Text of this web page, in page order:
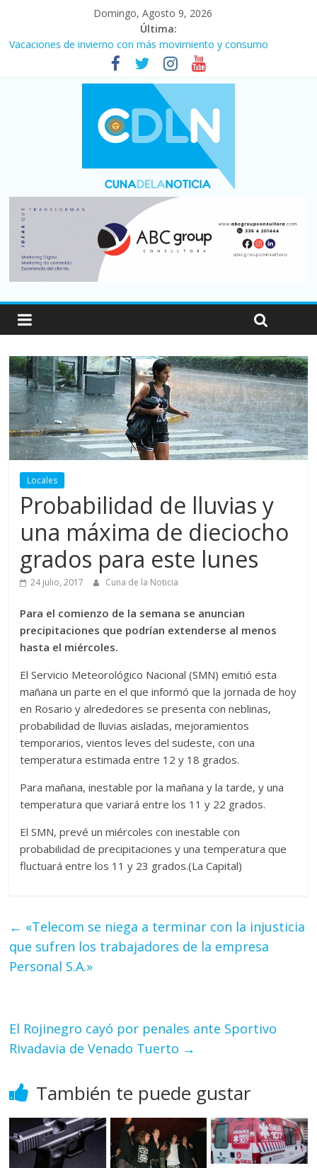
Domingo, Agosto 9, 2026
Última:
Vacaciones de invierno con más movimiento y consumo
turístico: 4,6 millones de personas viajaron por el país, un 5,9%
Fuerte caída de la venta de autos usados en julio: bajó un 12,6%
El agro argentino logró un récord histórico de exportaciones en
el primer semestre de 2026
La morosidad alcanzó su nivel más alto en dos décadas y ya
afecta a 400 mil deudores en Santa Fe
Desde que asumió Milei cerraron 41.000 kioscos: el sector
denuncia crisis como en 2001
Locales
Probabilidad de lluvias y
una máxima de dieciocho
grados para este lunes
24 julio, 2017 Cuna de la Noticia
Para el comienzo de la semana se anuncian
precipitaciones que podrían extenderse al menos
hasta el miércoles.
El Servicio Meteorológico Nacional (SMN) emitió esta
mañana un parte en el que informó que la jornada de hoy
en Rosario y alrededores se presenta con neblinas,
probabilidad de lluvias aisladas, mejoramientos
temporarios, vientos leves del sudeste, con una
temperatura estimada entre 12 y 18 grados.
Para mañana, inestable por la mañana y la tarde, y una
temperatura que variará entre los 11 y 22 grados.
El SMN, prevé un miércoles con inestable con
probabilidad de precipitaciones y una temperatura que
fluctuará entre los 11 y 23 grados.(La Capital)
← «Telecom se niega a terminar con la injusticia
que sufren los trabajadores de la empresa
Personal S.A.»
El Rojinegro cayó por penales ante Sportivo
Rivadavia de Venado Tuerto →
También te puede gustar